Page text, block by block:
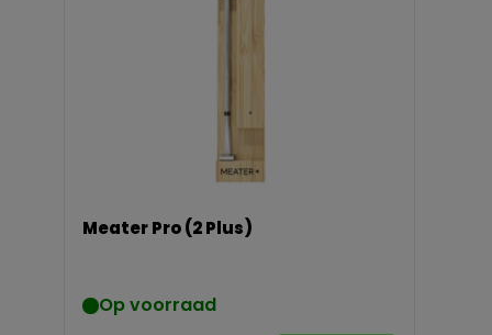
Meater Pro (2 Plus)
Op voorraad